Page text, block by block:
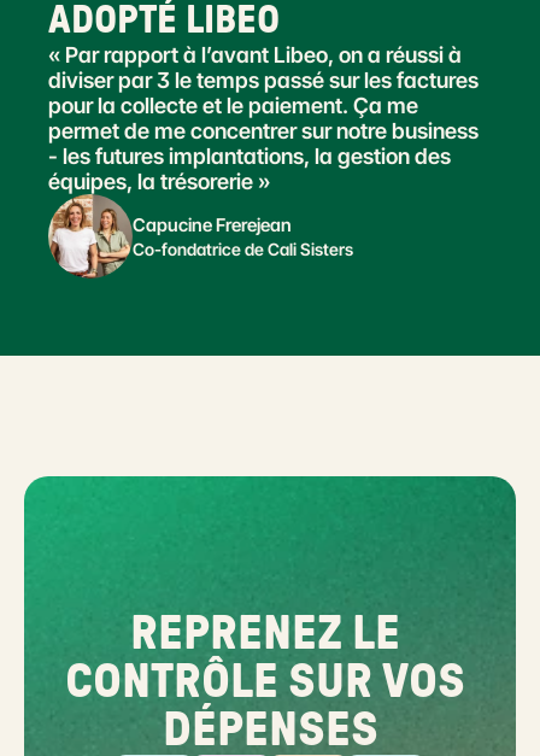
ADOPTÉ LIBEO
« Par rapport à l’avant Libeo, on a réussi à
diviser par 3 le temps passé sur les factures
pour la collecte et le paiement. Ça me
permet de me concentrer sur notre business
- les futures implantations, la gestion des
équipes, la trésorerie »
Capucine Frerejean
Co-fondatrice de Cali Sisters
REPRENEZ LE
CONTRÔLE SUR VOS
DÉPENSES